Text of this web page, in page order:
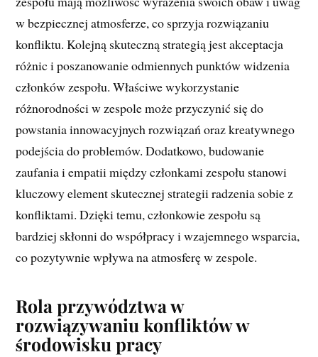
w bezpiecznej atmosferze, co sprzyja rozwiązaniu
konfliktu. Kolejną skuteczną strategią jest akceptacja
różnic i poszanowanie odmiennych punktów widzenia
członków zespołu. Właściwe wykorzystanie
różnorodności w zespole może przyczynić się do
powstania innowacyjnych rozwiązań oraz kreatywnego
podejścia do problemów. Dodatkowo, budowanie
zaufania i empatii między członkami zespołu stanowi
kluczowy element skutecznej strategii radzenia sobie z
konfliktami. Dzięki temu, członkowie zespołu są
bardziej skłonni do współpracy i wzajemnego wsparcia,
co pozytywnie wpływa na atmosferę w zespole.
Rola przywództwa w
rozwiązywaniu konfliktów w
środowisku pracy